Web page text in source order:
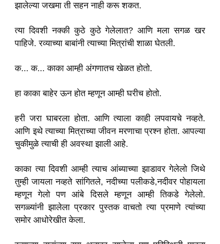
झालेल्या जखमा ती सहन नाही करू शकत.
त्या दिवशी नक्की कुठे कुठे गेलेलात? आणि मला सगळ खर
पाहिजे. रव्याच्या बाबांनी त्याच्या मित्रांची शाळा घेतली.
क... क... काका आम्ही अंगणातच खेळत होतो.
हा काका बाहेर ऊन होत म्हणून आम्ही घरीच होतो.
हरी जरा घाबरला होता. आणि त्याला काही लपवायचे नव्हते.
आणि इथे त्याच्या मित्राच्या जीवन मरणाचा प्रश्न होता. आपल्या
चुकीमुळे त्याची ही अवस्था झाली आहे.
काका त्या दिवशी आम्ही त्याच आंब्याच्या झाडावर गेलेलो जिथे
तुम्ही जायला नव्हते सांगितले, नदीच्या पलीकडे,नदीवर पोहायला
म्हणून गेलो पण आंबे दिसले म्हणून आम्ही तिकडे गेलेलो.
सगळ्यांनी झालेला प्रकार पुस्तक वाचतो त्या प्रमाणे त्यांच्या
समोर आधोरेखीत केला.